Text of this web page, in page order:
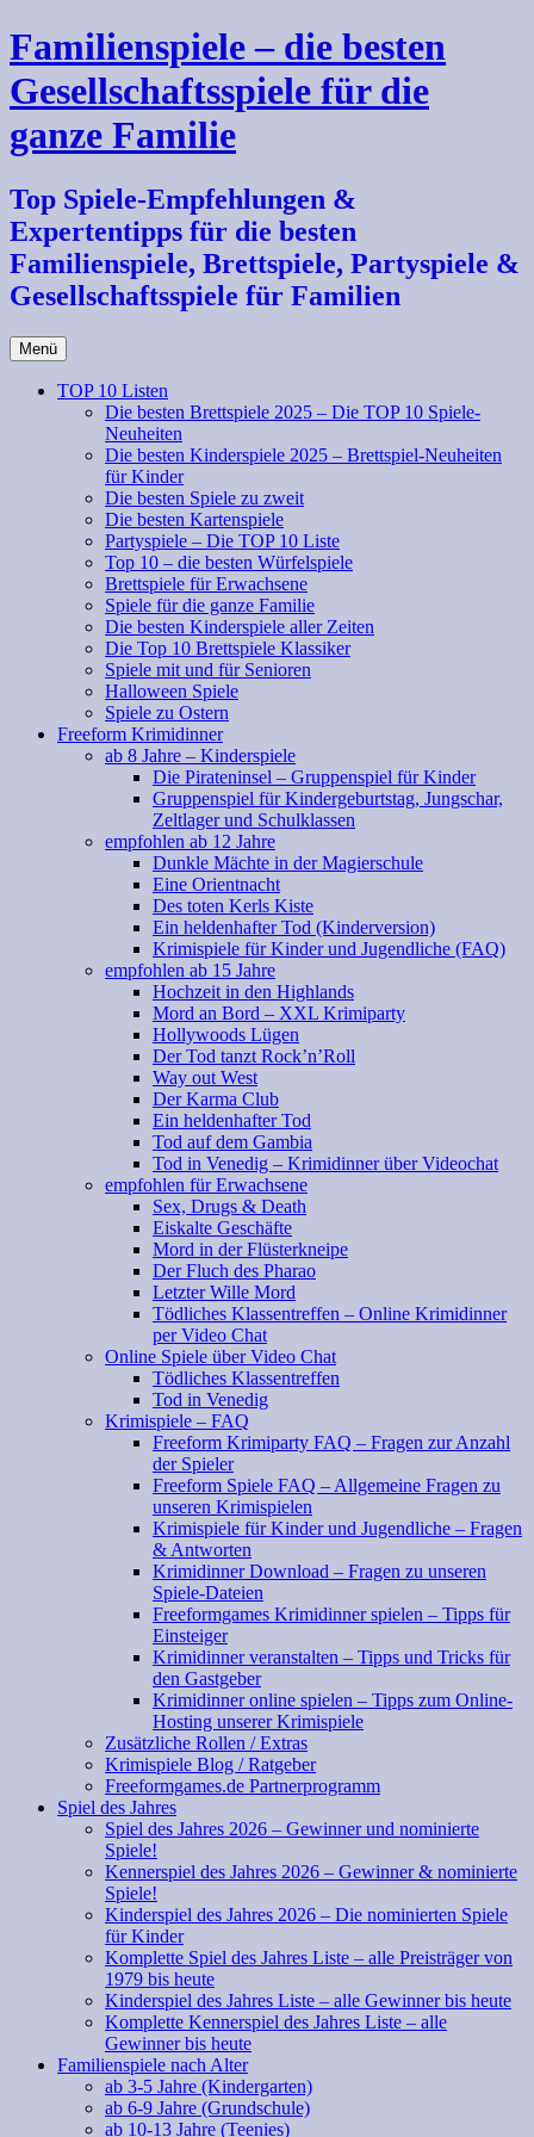
Zum
Inhalt
springen
Familienspiele – die besten
Gesellschaftsspiele für die
ganze Familie
Top Spiele-Empfehlungen &
Expertentipps für die besten
Familienspiele, Brettspiele, Partyspiele &
Gesellschaftsspiele für Familien
Menü
TOP 10 Listen
Die besten Brettspiele 2025 – Die TOP 10 Spiele-
Neuheiten
Die besten Kinderspiele 2025 – Brettspiel-Neuheiten
für Kinder
Die besten Spiele zu zweit
Die besten Kartenspiele
Partyspiele – Die TOP 10 Liste
Top 10 – die besten Würfelspiele
Brettspiele für Erwachsene
Spiele für die ganze Familie
Die besten Kinderspiele aller Zeiten
Die Top 10 Brettspiele Klassiker
Spiele mit und für Senioren
Halloween Spiele
Spiele zu Ostern
Freeform Krimidinner
ab 8 Jahre – Kinderspiele
Die Pirateninsel – Gruppenspiel für Kinder
Gruppenspiel für Kindergeburtstag, Jungschar,
Zeltlager und Schulklassen
empfohlen ab 12 Jahre
Dunkle Mächte in der Magierschule
Eine Orientnacht
Des toten Kerls Kiste
Ein heldenhafter Tod (Kinderversion)
Krimispiele für Kinder und Jugendliche (FAQ)
empfohlen ab 15 Jahre
Hochzeit in den Highlands
Mord an Bord – XXL Krimiparty
Hollywoods Lügen
Der Tod tanzt Rock’n’Roll
Way out West
Der Karma Club
Ein heldenhafter Tod
Tod auf dem Gambia
Tod in Venedig – Krimidinner über Videochat
empfohlen für Erwachsene
Sex, Drugs & Death
Eiskalte Geschäfte
Mord in der Flüsterkneipe
Der Fluch des Pharao
Letzter Wille Mord
Tödliches Klassentreffen – Online Krimidinner
per Video Chat
Online Spiele über Video Chat
Tödliches Klassentreffen
Tod in Venedig
Krimispiele – FAQ
Freeform Krimiparty FAQ – Fragen zur Anzahl
der Spieler
Freeform Spiele FAQ – Allgemeine Fragen zu
unseren Krimispielen
Krimispiele für Kinder und Jugendliche – Fragen
& Antworten
Krimidinner Download – Fragen zu unseren
Spiele-Dateien
Freeformgames Krimidinner spielen – Tipps für
Einsteiger
Krimidinner veranstalten – Tipps und Tricks für
den Gastgeber
Krimidinner online spielen – Tipps zum Online-
Hosting unserer Krimispiele
Zusätzliche Rollen / Extras
Krimispiele Blog / Ratgeber
Freeformgames.de Partnerprogramm
Spiel des Jahres
Spiel des Jahres 2026 – Gewinner und nominierte
Spiele!
Kennerspiel des Jahres 2026 – Gewinner & nominierte
Spiele!
Kinderspiel des Jahres 2026 – Die nominierten Spiele
für Kinder
Komplette Spiel des Jahres Liste – alle Preisträger von
1979 bis heute
Kinderspiel des Jahres Liste – alle Gewinner bis heute
Komplette Kennerspiel des Jahres Liste – alle
Gewinner bis heute
Familienspiele nach Alter
ab 3-5 Jahre (Kindergarten)
ab 6-9 Jahre (Grundschule)
ab 10-13 Jahre (Teenies)